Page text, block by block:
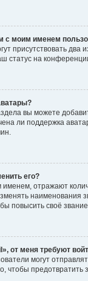
с моим именем
присутствовать
статус на
вы можете
ли поддержка
его?
отражают
наименования
повысить своё
от меня требуют
могут
чтобы